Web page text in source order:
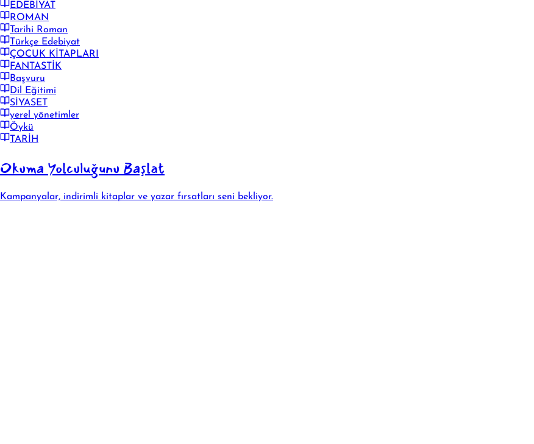
EDEBİYAT
ROMAN
Tarihi Roman
Türkçe Edebiyat
ÇOCUK KİTAPLARI
FANTASTİK
Başvuru
Dil Eğitimi
SİYASET
yerel yönetimler
Öykü
TARİH
Okuma Yolculuğunu Başlat
Kampanyalar, indirimli kitaplar ve yazar fırsatları seni bekliyor.